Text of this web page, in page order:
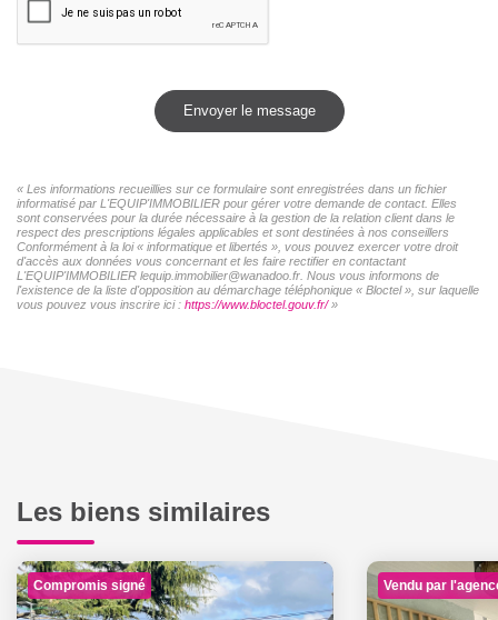
Envoyer le message
« Les informations recueillies sur ce formulaire sont enregistrées dans un fichier
informatisé par L'EQUIP'IMMOBILIER pour gérer votre demande de contact. Elles
sont conservées pour la durée nécessaire à la gestion de la relation client dans le
respect des prescriptions légales applicables et sont destinées à nos conseillers
Conformément à la loi « informatique et libertés », vous pouvez exercer votre droit
d'accès aux données vous concernant et les faire rectifier en contactant
L'EQUIP'IMMOBILIER lequip.immobilier@wanadoo.fr. Nous vous informons de
l'existence de la liste d'opposition au démarchage téléphonique « Bloctel », sur laquelle
vous pouvez vous inscrire ici : https://www.bloctel.gouv.fr/»
Les biens similaires
Compromis signé Vendu par